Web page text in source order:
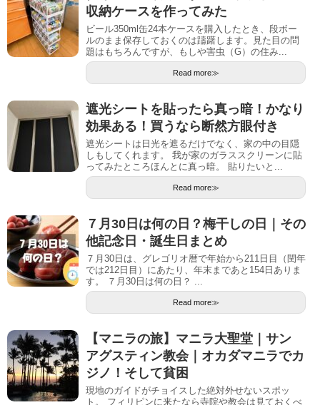
収納ケースを作ってみた
ビール350ml缶24本ケースを購入したとき、段ボー
ルのまま保存しておくのは躊躇します。見た目の問
題はもちろんですが、もしや害虫（G）の住み...
Read more≫
遮光シートを貼ったら真っ暗！かなり
効果ある！買うなら断然方眼付き
遮光シートは日光を遮るだけでなく、家の中の目隠
しもしてくれます。 我が家のガラススクリーンに貼
ってみたところほんとに真っ暗。 貼りたいと...
Read more≫
７月30日は何の日？梅干しの日｜その
他記念日・誕生日まとめ
７月30日は、グレゴリオ暦で年始から211日目（閏年
では212日目）にあたり、年末まであと154日ありま
す。 ７月30日は何の日？ ...
Read more≫
【マニラの旅】マニラ大聖堂｜サン
アグスティン教会｜オカダマニラでカ
ジノ！そして貧困
現地のガイドがチョイスした絶対外せないスポッ
ト。 フィリピンに来たなら寺院や教会は見ておくべ